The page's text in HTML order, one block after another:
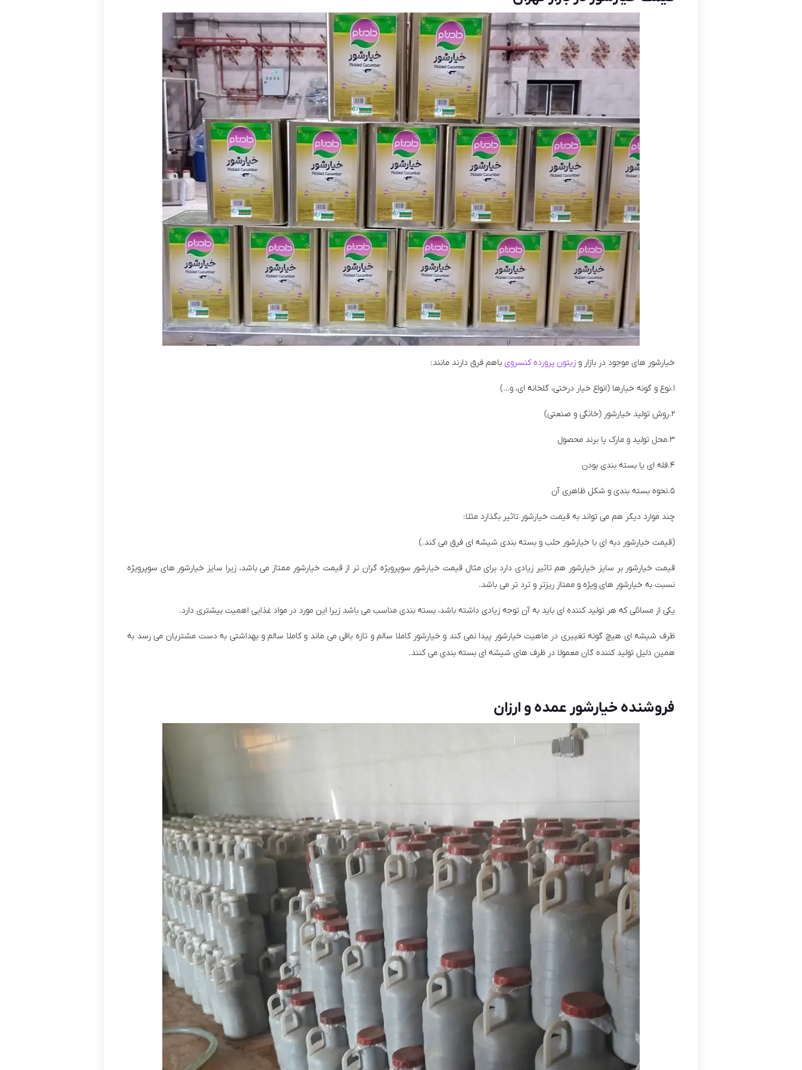
خیارشور های موجود در بازار و زیتون پرورده کنسروی باهم فرق دارند مانند:
۱.نوع و گونه خیارها (انواع خیار درختی، گلخانه ای، و…)
۲.روش تولید خیارشور (خانگی و صنعتی)
۳.محل تولید و مارک یا برند محصول
۴.فله ای یا بسته بندی بودن
۵.نحوه بسته بندی و شکل ظاهری آن
چند موارد دیگر هم می تواند به قیمت خیارشور تاثیر بگذارد مثلا:
(قیمت خیارشور دبه ای با خیارشور حلب و بسته بندی شیشه ای فرق می کند.)
قیمت خیارشور بر سایز خیارشور هم تاثیر زیادی دارد برای مثال قیمت خیارشور سوپرویژه گران تر از قیمت خیارشور ممتاز می باشد، زیرا سایز خیارشور های سوپرویژه
نسبت به خیارشور های ویژه و ممتاز ریزتر و ترد تر می باشد.
یکی از مسائلی که هر تولید کننده ای باید به آن توجه زیادی داشته باشد، بسته بندی مناسب می باشد زیرا این مورد در مواد غذایی اهمیت بیشتری دارد.
ظرف شیشه ای هیچ گونه تغییری در ماهیت خیارشور پیدا نمی کند و خیارشور کاملا سالم و تازه باقی می ماند و کاملا سالم و بهداشتی به دست مشتریان می رسد به
همین دلیل تولید کننده گان معمولا در ظرف های شیشه ای بسته بندی می کنند.
فروشنده خیارشور عمده و ارزان